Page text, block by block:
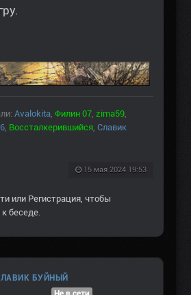
Avalokita Филин 07 zima59
Воссталкерившийся Славик
15 мая 2024 19:53
или Регистрация , чтобы
беседе.
БУЙНЫЙ